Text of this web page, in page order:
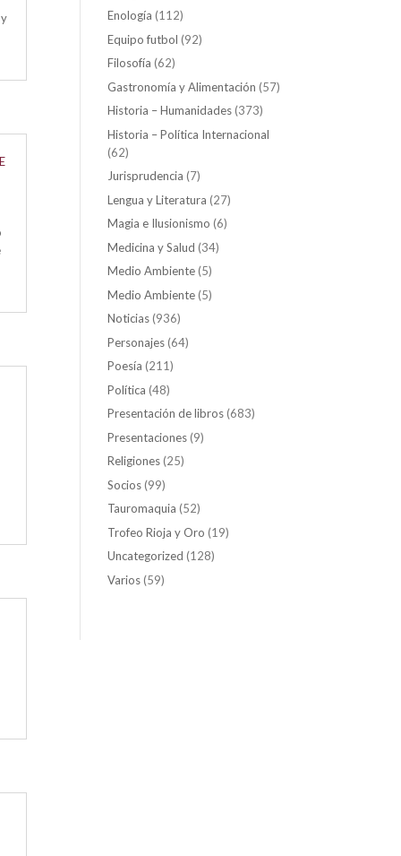
Enología (112)
Equipo futbol (92)
Filosofía (62)
Gastronomía y Alimentación (57)
Historia – Humanidades (373)
Historia – Política Internacional
(62)
Jurisprudencia (7)
Lengua y Literatura (27)
Magia e Ilusionismo (6)
Medicina y Salud (34)
Medio Ambiente (5)
Medio Ambiente (5)
Noticias (936)
Personajes (64)
Poesía (211)
Política (48)
Presentación de libros (683)
Presentaciones (9)
Religiones (25)
Socios (99)
Tauromaquia (52)
Trofeo Rioja y Oro (19)
Uncategorized (128)
Varios (59)